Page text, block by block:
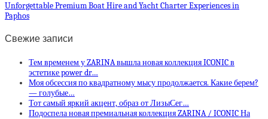
Unforgettable Premium Boat Hire and Yacht Charter Experiences in
Paphos
Свежие записи
Тем временем у ZARINA вышла новая коллекция ICONIC в
эстетике power dr…
Моя обсессия по квадратному мысу продолжается. Какие берем?
— голубые…
Тот самый яркий акцент, образ от ЛизыСег…
Подоспела новая премиальная коллекция ZARINA / ICONIC На